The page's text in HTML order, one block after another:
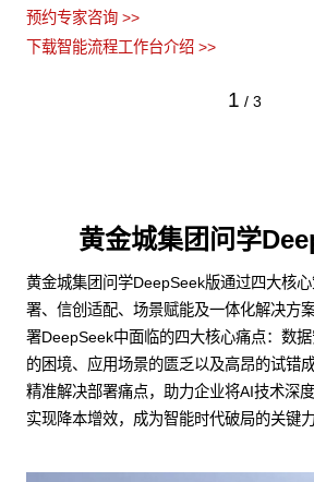
预约专家咨询 >>
下载智能流程工作台介绍 >>
1 / 3
黄金城集团问学
黄金城集团问学DeepSeek版通过四大核
署、信创适配、场景赋能及一体化解决方
署DeepSeek中面临的四大核心痛点：数
的困境、应用场景的匮乏以及高昂的试错
精准解决部署痛点，助力企业将AI技术深
实现降本增效，成为智能时代破局的关键力